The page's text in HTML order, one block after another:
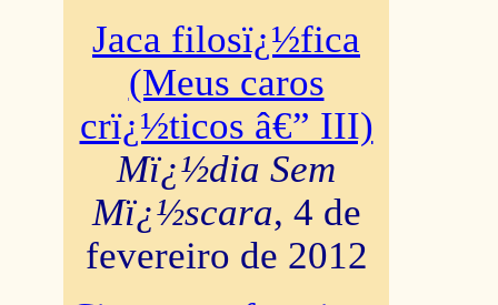
Jaca filosï¿½fica
(Meus caros
crï¿½ticos â€” III)
Mï¿½dia Sem
Mï¿½scara, 4 de
fevereiro de 2012